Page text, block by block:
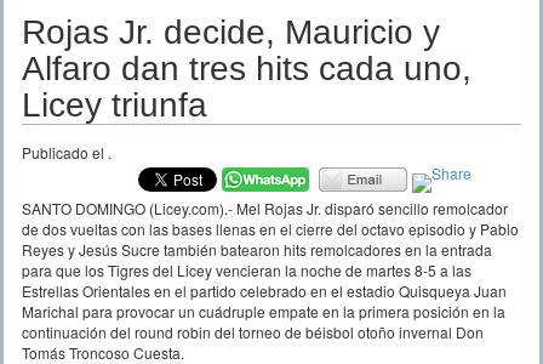
TEMPORADAS
Rojas Jr. decide, Mauricio y
Alfaro dan tres hits cada uno,
Licey triunfa
Publicado el .
SANTO DOMINGO (Licey.com).- Mel Rojas Jr. disparó sencillo remolcador
de dos vueltas con las bases llenas en el cierre del octavo episodio y Pablo
Reyes y Jesús Sucre también batearon hits remolcadores en la entrada
para que los Tigres del Licey vencieran la noche de martes 8-5 a las
Estrellas Orientales en el partido celebrado en el estadio Quisqueya Juan
Marichal para provocar un cuádruple empate en la primera posición en la
continuación del round robin del torneo de béisbol otoño invernal Don
Tomás Troncoso Cuesta.